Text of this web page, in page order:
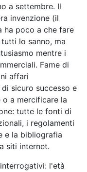
a settembre. Il
invenzione (il
ha poco a che fare
lo sanno, ma
mentre i
Fame di
affari
sicuro successo e
a mercificare la
tutte le fonti di
i regolamenti
e la bibliografia
siti internet.
l'età